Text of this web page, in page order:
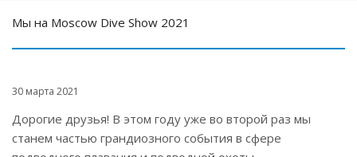
Мы на Moscow Dive Show 2021
30 марта 2021
Дорогие друзья! В этом году уже во второй раз мы
станем частью грандиозного события в сфере